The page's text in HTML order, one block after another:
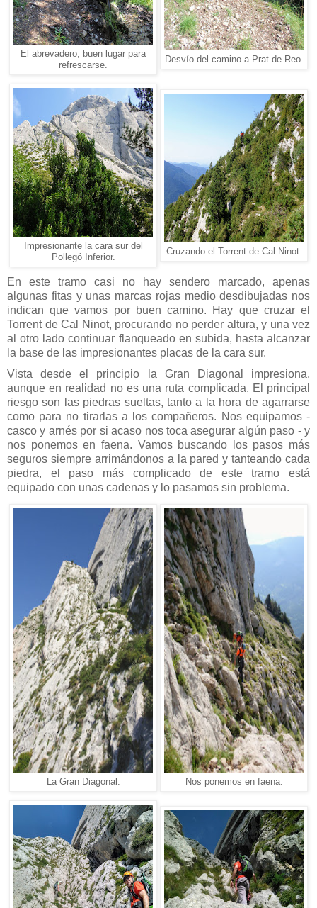
El abrevadero, buen lugar para
refrescarse.
Desvío del camino a Prat de Reo.
Impresionante la cara sur del
Pollegó Inferior.
Cruzando el Torrent de Cal Ninot.
En este tramo casi no hay sendero marcado, apenas
algunas fitas y unas marcas rojas medio desdibujadas nos
indican que vamos por buen camino. Hay que cruzar el
Torrent de Cal Ninot, procurando no perder altura, y una vez
al otro lado continuar flanqueado en subida, hasta alcanzar
la base de las impresionantes placas de la cara sur.
Vista desde el principio la Gran Diagonal impresiona,
aunque en realidad no es una ruta complicada. El principal
riesgo son las piedras sueltas, tanto a la hora de agarrarse
como para no tirarlas a los compañeros. Nos equipamos -
casco y arnés por si acaso nos toca asegurar algún paso - y
nos ponemos en faena. Vamos buscando los pasos más
seguros siempre arrimándonos a la pared y tanteando cada
piedra, el paso más complicado de este tramo está
equipado con unas cadenas y lo pasamos sin problema.
La Gran Diagonal. Nos ponemos en faena.